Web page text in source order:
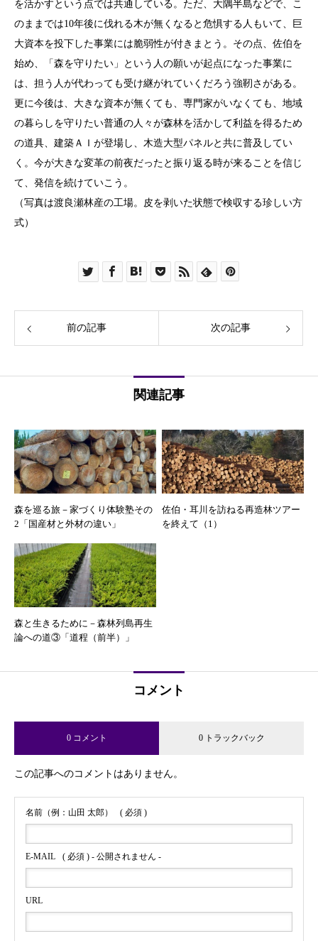
を活かすという点では共通している。ただ、大隅半島などで、こ
のままでは10年後に伐れる木が無くなると危惧する人もいて、巨
大資本を投下した事業には脆弱性が付きまとう。その点、佐伯を
始め、「森を守りたい」という人の願いが起点になった事業に
は、担う人が代わっても受け継がれていくだろう強靭さがある。
更に今後は、大きな資本が無くても、専門家がいなくても、地域
の暮らしを守りたい普通の人々が森林を活かして利益を得るため
の道具、建築ＡＩが登場し、木造大型パネルと共に普及してい
く。今が大きな変革の前夜だったと振り返る時が来ることを信じ
て、発信を続けていこう。
（写真は渡良瀬林産の工場。皮を剥いた状態で検収する珍しい方
式）
前の記事 次の記事
関連記事
森を巡る旅－家づくり体験塾その
2「国産材と外材の違い」
佐伯・耳川を訪ねる再造林ツアー
を終えて（1）
森と生きるために－森林列島再生
論への道③「道程（前半）」
コメント
0 コメント 0 トラックバック
この記事へのコメントはありません。
名前（例：山田 太郎） ( 必須 )
E-MAIL ( 必須 ) - 公開されません -
URL